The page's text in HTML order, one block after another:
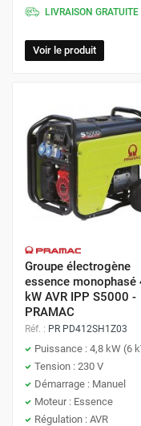
LIVRAISON GRATUITE
Voir le produit
Groupe électrogène
essence monophasé
kW AVR IPP S5000 -
PRAMAC
Réf. : PR PD412SH1Z03
Puissance : 4,8 kW (6
Tension : 230 V
Démarrage : Manuel
Moteur : Essence
Régulation : AVR